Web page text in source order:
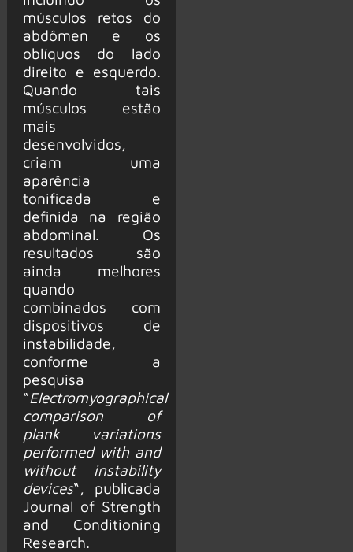
músculos retos do
abdômen e os
oblíquos do lado
direito e esquerdo.
Quando tais
músculos estão
mais
desenvolvidos,
criam uma
aparência
tonificada e
definida na região
abdominal. Os
resultados são
ainda melhores
quando
combinados com
dispositivos de
instabilidade,
conforme a
pesquisa
“Electromyographical
comparison of
plank variations
performed with and
without instability
devices“, publicada
Journal of Strength
and Conditioning
Research.